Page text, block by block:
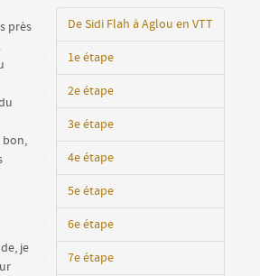
De Sidi Flah à Aglou en VTT
1e étape
2e étape
3e étape
4e étape
5e étape
6e étape
7e étape
près
bon,
je